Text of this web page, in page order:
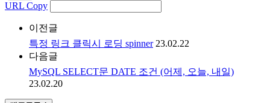
URL Copy
이전글
특정 링크 클릭시 로딩 spinner 23.02.22
다음글
MySQL SELECT문 DATE 조건 (어제, 오늘, 내일)
23.02.20